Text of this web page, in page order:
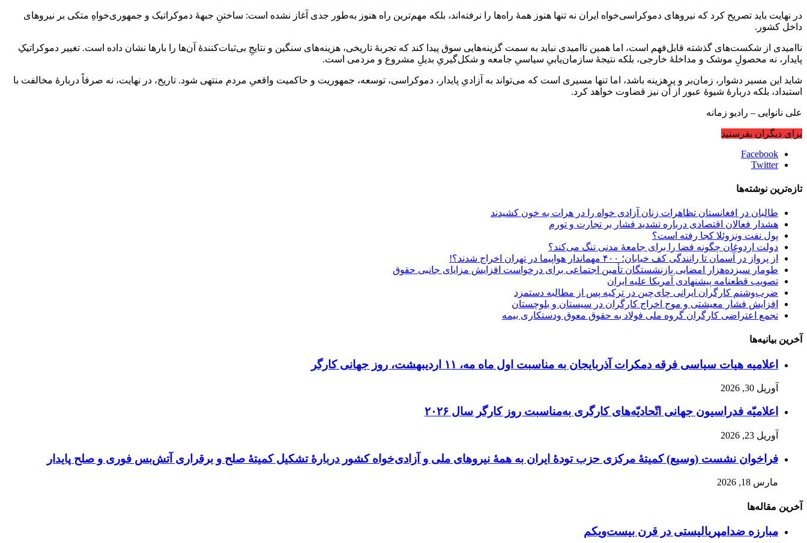
در نهایت باید تصریح کرد که نیروهای دموکراسی‌خواه ایران نه تنها هنوز همۀ راه‌ها را نرفته‌اند، بلکه مهم‌ترین راه هنوز به‌طور جدی آغاز نشده است: ساختنِ جبهۀ دموکراتیک و جمهوری‌خواهِ متکی بر نیروهای
داخل کشور.
ناامیدی از شکست‌های گذشته قابل‌فهم است، اما همین ناامیدی نباید به سمت گزینه‌هایی سوق پیدا کند که تجربۀ تاریخی، هزینه‌های سنگین و نتایجِ بی‌ثبات‌کنندۀ آن‌ها را بارها نشان داده است. تغییر دموکراتیکِ
پایدار، نه محصولِ موشک و مداخلۀ خارجی، بلکه نتیجۀ سازمان‌یابیِ سیاسیِ جامعه و شکل‌گیریِ بدیلِ مشروع و مردمی است.
شاید این مسیر دشوار، زمان‌بر و پرهزینه باشد، اما تنها مسیری است که می‌تواند به آزادیِ پایدار، دموکراسی، توسعه، جمهوریت و حاکمیت واقعیِ مردم منتهی شود. تاریخ، در نهایت، نه صرفاً دربارۀ مخالفت با
استبداد، بلکه دربارۀ شیوۀ عبور از آن نیز قضاوت خواهد کرد.
علی نانوایی – رادیو زمانه
برای دیگران بفرستید
Facebook
Twitter
تازه‌ترین نوشته‌ها
طالبان در افغانستان تظاهرات زنان آزادی خواه را در هرات به خون کشیدند
هشدار فعالان اقتصادی درباره تشدید فشار بر تجارت و تورم
پول نفت ونزوئلا کجا رفته است؟
دولت اردوغان چگونه فضا را برای جامعهٔ مدنی تنگ می‌کند؟
از پرواز در آسمان تا رانندگی کف خیابان؛ ۴۰۰ مهماندار هواپیما در تهران اخراج شدند؟!
طومار سیزده‌هزار امضایی بازنشستگان تأمین اجتماعی برای درخواست افزایش مزایای جانبی حقوق
تصویب قطعنامه پیشنهادی آمریکا علیه ایران
ضرب‌وشتم کارگران ایرانی چای‌چین در ترکیه پس از مطالبه دستمزد
افزایش فشار معیشتی و موج اخراج کارگران در سیستان و بلوچستان
تجمع اعتراضی کارگران گروه ملی فولاد به حقوق معوق ودستکاری بیمه
آخرین بیانیه‌ها
اعلامیه هیات سیاسی فرقه دمکرات آذربایجان به مناسبت اول ماه مه، ۱۱ اردیبهشت، روز جهانی کارگر
آوریل 30, 2026
اعلامیّه فدراسیون جهانی اتّحادیّه‌های کارگری به‌مناسبت روز کارگر سال ۲۰۲۶
آوریل 23, 2026
فراخوان نشست (وسیع)‌ کمیتهٔ‌ مرکزی حزب تودهٔ ایران به همهٔ نیروهای ملی و آزادی‌خواه کشور دربارهٔ تشکیل کمیتهٔ صلح و برقراری آتش‌بس فوری و صلح پایدار
مارس 18, 2026
آخرین مقاله‌ها
مبارزه ضد‌امپریالیستی در قرن بیست‌ویکم